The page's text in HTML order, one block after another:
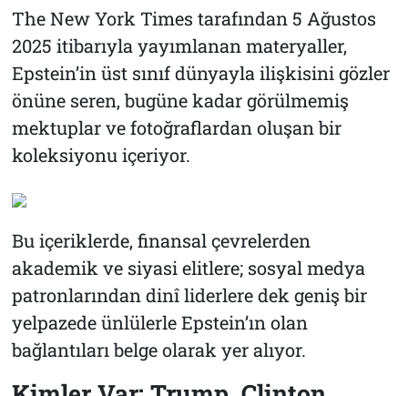
The New York Times tarafından 5 Ağustos
2025 itibarıyla yayımlanan materyaller,
Epstein’in üst sınıf dünyayla ilişkisini gözler
önüne seren, bugüne kadar görülmemiş
mektuplar ve fotoğraflardan oluşan bir
koleksiyonu içeriyor.
Bu içeriklerde, finansal çevrelerden
akademik ve siyasi elitlere; sosyal medya
patronlarından dinî liderlere dek geniş bir
yelpazede ünlülerle Epstein’ın olan
bağlantıları belge olarak yer alıyor.